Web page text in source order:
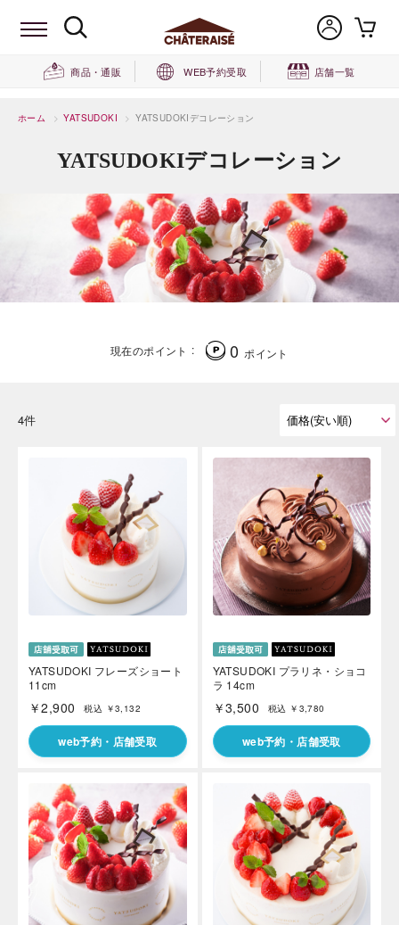
商品・通販 WEB予約受取 店舗一覧
ホーム > YATSUDOKI > YATSUDOKIデコレーション
YATSUDOKIデコレーション
現在のポイント 0 ポイント
4件
YATSUDOKI フレーズショート
11cm
￥2,900 税込 ￥3,132
web予約・店舗受取
YATSUDOKI プラリネ・ショコ
ラ 14cm
￥3,500 税込 ￥3,780
web予約・店舗受取